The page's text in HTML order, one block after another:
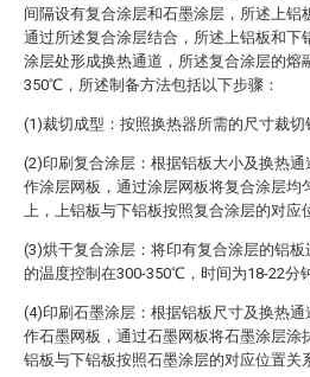
间隔设有复合涂层和石墨涂层，所述上铝
通过所述复合涂层结合，所述上铝板和下
涂层处形成换热通道，所述复合涂层的熔
350℃，所述制备方法包括以下步骤：
(1)裁切成型：按照换热器所需的尺寸裁切
(2)印刷复合涂层：根据铝板大小及换热通
作涂层网板，通过涂层网板将复合涂层均
上，上铝板与下铝板按照复合涂层的对应
(3)烘干复合涂层：将印有复合涂层的铝
的温度控制在300-350℃，时间为18-22分
(4)印刷石墨涂层：根据铝板尺寸及换热通
作石墨网板，通过石墨网板将石墨涂层涂
铝板与下铝板按照石墨涂层的对应位置关